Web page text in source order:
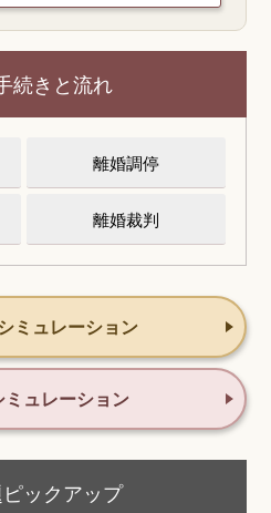
続きと流れ
離婚調停
離婚裁判
ミュレーション
ュレーション
ックアップ